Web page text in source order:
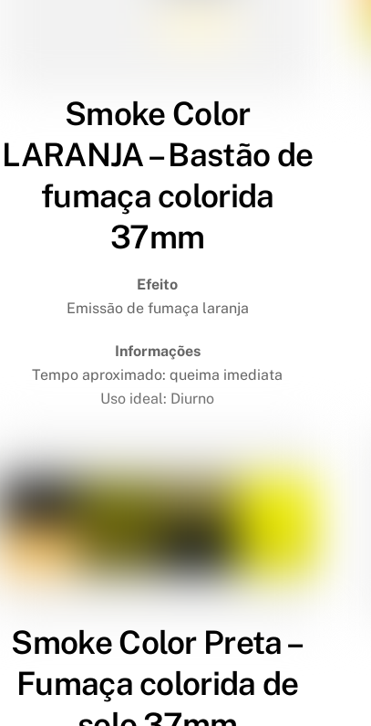
Smoke Color
LARANJA – Bastão de
fumaça colorida
37mm
Efeito
Emissão de fumaça laranja
Informações
Tempo aproximado: queima imediata
Uso ideal: Diurno
Smoke Color Preta –
Fumaça colorida de